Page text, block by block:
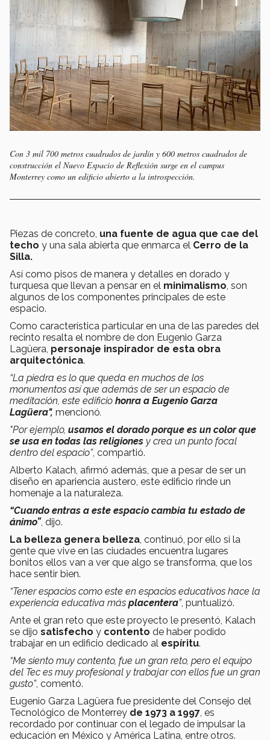
Con 3 mil 700 metros cuadrados de jardín y 600 metros cuadrados de
construcción el Nuevo Espacio de Reflexión surge en el campus
Monterrey como un edificio abierto a la introspección.
Piezas de concreto, una fuente de agua que cae del
techo y una sala abierta que enmarca el Cerro de la
Silla.
Así como pisos de manera y detalles en dorado y
turquesa que llevan a pensar en el minimalismo , son
algunos de los componentes principales de este
espacio.
Como característica particular en una de las paredes del
recinto resalta el nombre de don Eugenio Garza
Lagüera, personaje inspirador de esta obra
arquitectónica.
“La piedra es lo que queda en muchos de los
monumentos así que además de ser un espacio de
meditación, este edificio honra a Eugenio Garza
Lagüera", mencionó.
"Por ejemplo, usamos el dorado porque es un color que
se usa en todas las religiones y crea un punto focal
dentro del espacio”, compartió.
Alberto Kalach, afirmó además, que a pesar de ser un
diseño en apariencia austero, este edificio rinde un
homenaje a la naturaleza.
“Cuando entras a este espacio cambia tu estado de
ánimo”, dijo.
La belleza genera belleza , continuó, por ello si la
gente que vive en las ciudades encuentra lugares
bonitos ellos van a ver que algo se transforma, que los
hace sentir bien.
“Tener espacios como este en espacios educativos hace la
experiencia educativa más placentera”, puntualizó.
Ante el gran reto que este proyecto le presentó, Kalach
se dijo satisfecho y contento de haber podido
trabajar en un edificio dedicado al espíritu.
“Me siento muy contento, fue un gran reto, pero el equipo
del Tec es muy profesional y trabajar con ellos fue un gran
gusto”, comentó.
Eugenio Garza Lagüera fue presidente del Consejo del
Tecnológico de Monterrey de 1973 a 1997 , es
recordado por continuar con el legado de impulsar la
educación en México y América Latina, entre otros.